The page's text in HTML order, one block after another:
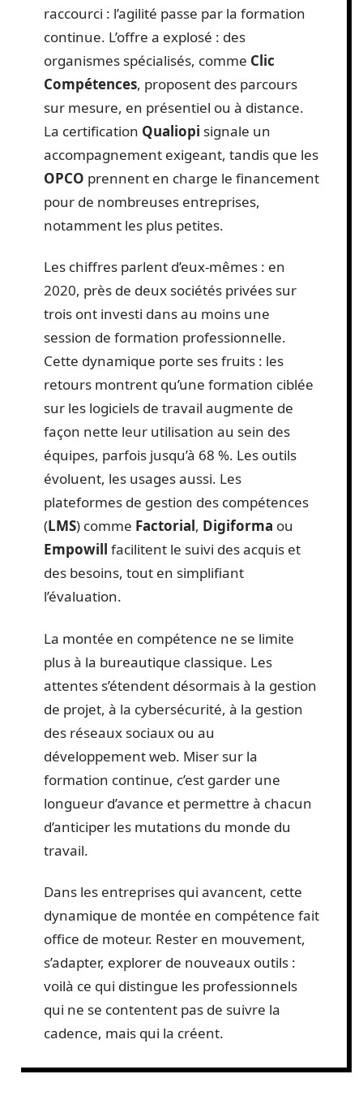
raccourci : l’agilité passe par la formation
continue. L’offre a explosé : des
organismes spécialisés, comme Clic
Compétences, proposent des parcours
sur mesure, en présentiel ou à distance.
La certification Qualiopi signale un
accompagnement exigeant, tandis que les
OPCO prennent en charge le financement
pour de nombreuses entreprises,
notamment les plus petites.
Les chiffres parlent d’eux-mêmes : en
2020, près de deux sociétés privées sur
trois ont investi dans au moins une
session de formation professionnelle.
Cette dynamique porte ses fruits : les
retours montrent qu’une formation ciblée
sur les logiciels de travail augmente de
façon nette leur utilisation au sein des
équipes, parfois jusqu’à 68 %. Les outils
évoluent, les usages aussi. Les
plateformes de gestion des compétences
(LMS) comme Factorial, Digiforma ou
Empowill facilitent le suivi des acquis et
des besoins, tout en simplifiant
l’évaluation.
La montée en compétence ne se limite
plus à la bureautique classique. Les
attentes s’étendent désormais à la gestion
de projet, à la cybersécurité, à la gestion
des réseaux sociaux ou au
développement web. Miser sur la
formation continue, c’est garder une
longueur d’avance et permettre à chacun
d’anticiper les mutations du monde du
travail.
Dans les entreprises qui avancent, cette
dynamique de montée en compétence fait
office de moteur. Rester en mouvement,
s’adapter, explorer de nouveaux outils :
voilà ce qui distingue les professionnels
qui ne se contentent pas de suivre la
cadence, mais qui la créent.